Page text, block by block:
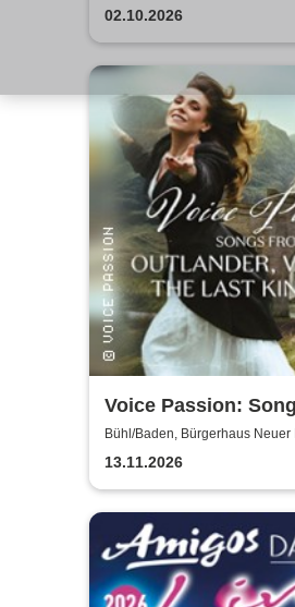
02.10.2026
Voice Passion:
Outlander, Vikings &
Kingdom
Bühl/Baden, Bürgerhaus Neuer
13.11.2026